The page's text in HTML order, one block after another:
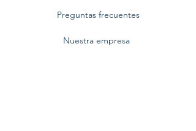
Preguntas frecuentes
Nuestra empresa